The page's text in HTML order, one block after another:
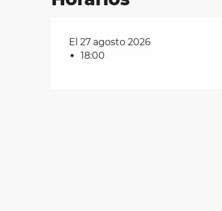
El 27 agosto 2026
18:00